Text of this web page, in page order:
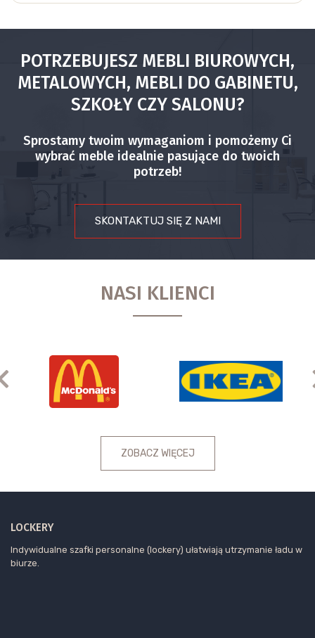
POTRZEBUJESZ MEBLI BIUROWYCH,
METALOWYCH, MEBLI DO GABINETU,
SZKOŁY CZY SALONU?
Sprostamy twoim wymaganiom i pomożemy Ci
wybrać meble idealnie pasujące do twoich
potrzeb!
SKONTAKTUJ SIĘ Z NAMI
NASI KLIENCI
Previous
ZOBACZ WIĘCEJ
LOCKERY
Indywidualne szafki personalne (lockery) ułatwiają utrzymanie ładu w
biurze.